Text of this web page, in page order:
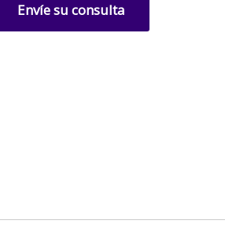
Envíe su consulta